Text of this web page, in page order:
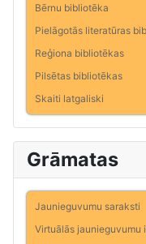
Bērnu bibliotēka
Pielāgotās literatūras
Reģiona bibliotēkas
Pilsētas bibliotēkas
Skaiti latgaliski
Grāmatas
Jaunieguvumu saraksti
Virtuālās jaunieguvumu